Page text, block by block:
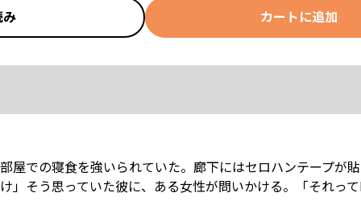
み カートに追加
屋での寝食を強いられていた。廊下にはセロハンテープが
」そう思っていた彼に、ある女性が問いかける。「それっ